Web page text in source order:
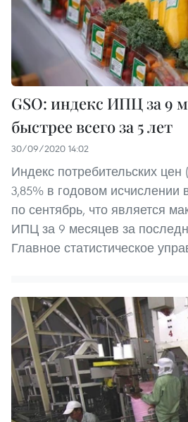
GSO: индекс ИПЦ за 9
быстрее всего за 5 лет
30/09/2020 14:02
Индекс потребительских
3,85% в годовом исчислении
по сентябрь, что является
ИПЦ за 9 месяцев за
Главное статистическое